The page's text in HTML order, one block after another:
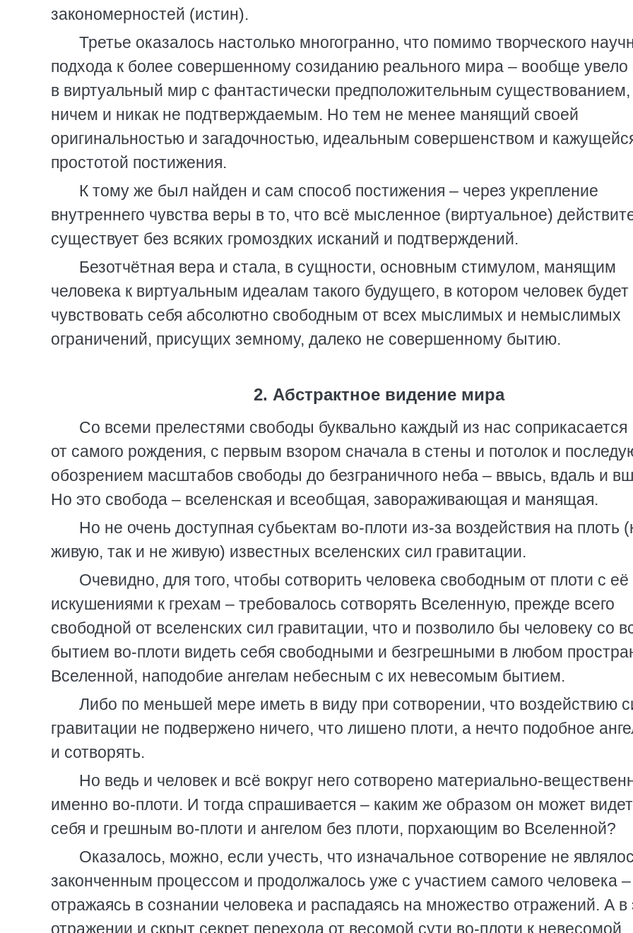
закономерностей (истин).
Третье оказалось настолько многогранно, что помимо творческого
подхода к более совершенному созиданию реального мира – вообще увело
в виртуальный мир с фантастически предположительным существованием,
ничем и никак не подтверждаемым. Но тем не менее манящий своей
оригинальностью и загадочностью, идеальным совершенством и
простотой постижения.
К тому же был найден и сам способ постижения – через укрепление
внутреннего чувства веры в то, что всё мысленное (виртуальное)
существует без всяких громоздких исканий и подтверждений.
Безотчётная вера и стала, в сущности, основным стимулом, манящим
человека к виртуальным идеалам такого будущего, в котором человек будет
чувствовать себя абсолютно свободным от всех мыслимых и немыслимых
ограничений, присущих земному, далеко не совершенному бытию.
2. Абстрактное видение мира
Со всеми прелестями свободы буквально каждый из нас соприкасается
от самого рождения, с первым взором сначала в стены и потолок и
обозрением масштабов свободы до безграничного неба – ввысь, вдаль и
Но это свобода – вселенская и всеобщая, завораживающая и манящая.
Но не очень доступная субьектам во-плоти из-за воздействия на плоть
живую, так и не живую) известных вселенских сил гравитации.
Очевидно, для того, чтобы сотворить человека свободным от плоти с её
искушениями к грехам – требовалось сотворять Вселенную, прежде всего
свободной от вселенских сил гравитации, что и позволило бы человеку со
бытием во-плоти видеть себя свободными и безгрешными в любом
Вселенной, наподобие ангелам небесным с их невесомым бытием.
Либо по меньшей мере иметь в виду при сотворении, что воздействию
гравитации не подвержено ничего, что лишено плоти, а нечто подобное
и сотворять.
Но ведь и человек и всё вокруг него сотворено материально-
именно во-плоти. И тогда спрашивается – каким же образом он может
себя и грешным во-плоти и ангелом без плоти, порхающим во Вселенной?
Оказалось, можно, если учесть, что изначальное сотворение не
законченным процессом и продолжалось уже с участием самого человека –
отражаясь в сознании человека и распадаясь на множество отражений. А в
отражении и скрыт секрет перехода от весомой сути во-плоти к невесомой